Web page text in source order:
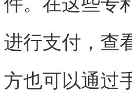
进行支付，查
方也可以通过